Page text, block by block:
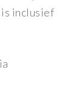
inclusief